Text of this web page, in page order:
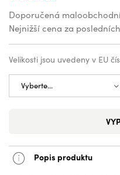
Doporučená
Nejnižší cena za
Velikosti jsou uvedeny v EU
Popis produktu